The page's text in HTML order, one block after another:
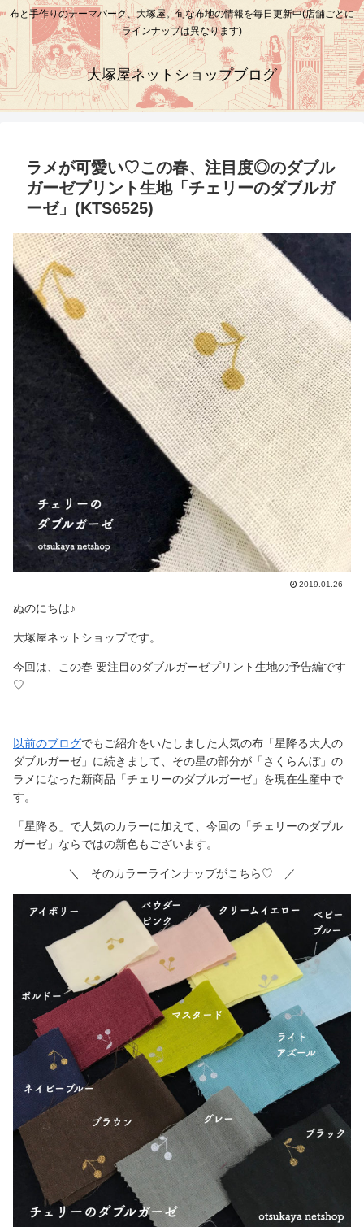
布と手作りのテーマパーク、大塚屋。旬な布地の情報を毎日更新中(店舗ごとに
ラインナップは異なります)
大塚屋ネットショップブログ
ラメが可愛い♡この春、注目度◎のダブル
ガーゼプリント生地「チェリーのダブルガ
ーゼ」(KTS6525)
2019.01.26
ぬのにちは♪
大塚屋ネットショップです。
今回は、この春 要注目のダブルガーゼプリント生地の予告編です
♡
以前のブログでもご紹介をいたしました人気の布「星降る大人の
ダブルガーゼ」に続きまして、その星の部分が「さくらんぼ」の
ラメになった新商品「チェリーのダブルガーゼ」を現在生産中で
す。
「星降る」で人気のカラーに加えて、今回の「チェリーのダブル
ガーゼ」ならではの新色もございます。
＼ そのカラーラインナップがこちら♡ ／